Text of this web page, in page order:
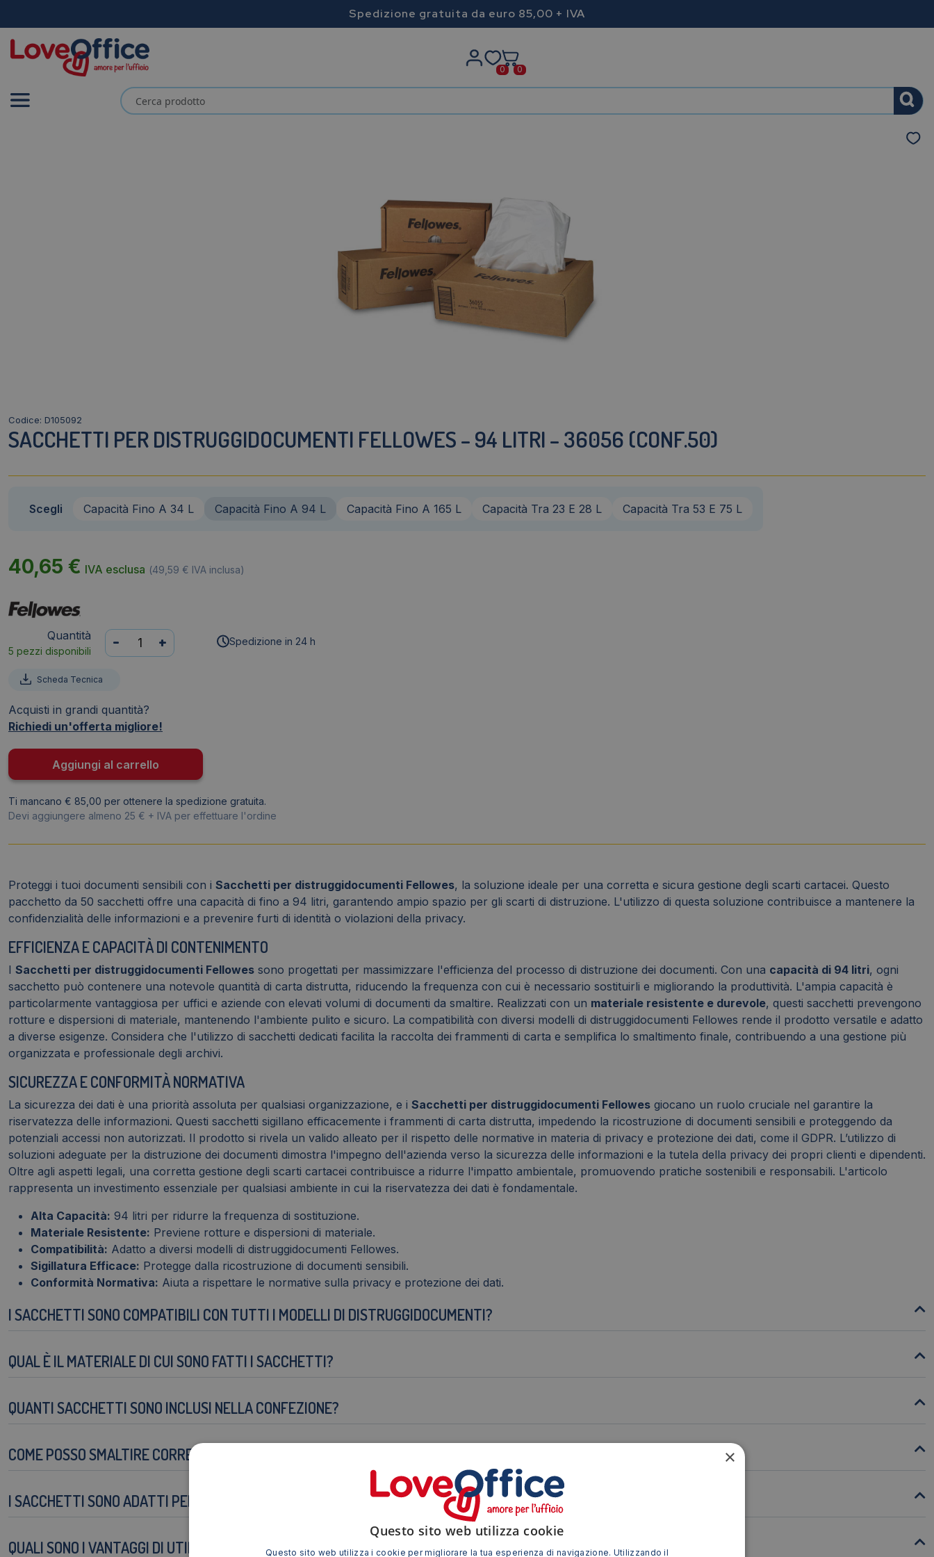
Spedizione gratuita da euro 85,00 + IVA
0 0
Codice: D105092
SACCHETTI PER DISTRUGGIDOCUMENTI FELLOWES – 94 LITRI – 36056 (CONF.50)
Scegli Capacità Fino A 34 L Capacità Fino A 94 L Capacità Fino A 165 L Capacità Tra 23 E 28 L Capacità Tra 53 E 75 L
40,65 € IVA esclusa (49,59 € IVA inclusa)
Quantità
5 pezzi disponibili
Sacchetti
per
94
litri
-
36056
(conf.50)
quantità
- + Spedizione in 24 h
Scheda Tecnica
Acquisti in grandi quantità?
Richiedi un'offerta migliore!
Aggiungi al carrello
Ti mancano € 85,00 per ottenere la spedizione gratuita.
Devi aggiungere almeno 25 € + IVA per effettuare l'ordine
Proteggi i tuoi documenti sensibili con i Sacchetti per distruggidocumenti Fellowes, la soluzione ideale per una corretta e sicura gestione degli scarti cartacei. Questo
pacchetto da 50 sacchetti offre una capacità di fino a 94 litri, garantendo ampio spazio per gli scarti di distruzione. L'utilizzo di questa soluzione contribuisce a mantenere la
confidenzialità delle informazioni e a prevenire furti di identità o violazioni della privacy.
EFFICIENZA E CAPACITÀ DI CONTENIMENTO
I Sacchetti per distruggidocumenti Fellowes sono progettati per massimizzare l'efficienza del processo di distruzione dei documenti. Con una capacità di 94 litri, ogni
sacchetto può contenere una notevole quantità di carta distrutta, riducendo la frequenza con cui è necessario sostituirli e migliorando la produttività. L'ampia capacità è
particolarmente vantaggiosa per uffici e aziende con elevati volumi di documenti da smaltire. Realizzati con un materiale resistente e durevole, questi sacchetti prevengono
rotture e dispersioni di materiale, mantenendo l'ambiente pulito e sicuro. La compatibilità con diversi modelli di distruggidocumenti Fellowes rende il prodotto versatile e adatto
a diverse esigenze. Considera che l'utilizzo di sacchetti dedicati facilita la raccolta dei frammenti di carta e semplifica lo smaltimento finale, contribuendo a una gestione più
organizzata e professionale degli archivi.
SICUREZZA E CONFORMITÀ NORMATIVA
La sicurezza dei dati è una priorità assoluta per qualsiasi organizzazione, e i Sacchetti per distruggidocumenti Fellowes giocano un ruolo cruciale nel garantire la
riservatezza delle informazioni. Questi sacchetti sigillano efficacemente i frammenti di carta distrutta, impedendo la ricostruzione di documenti sensibili e proteggendo da
potenziali accessi non autorizzati. Il prodotto si rivela un valido alleato per il rispetto delle normative in materia di privacy e protezione dei dati, come il GDPR. L’utilizzo di
soluzioni adeguate per la distruzione dei documenti dimostra l'impegno dell'azienda verso la sicurezza delle informazioni e la tutela della privacy dei propri clienti e dipendenti.
Oltre agli aspetti legali, una corretta gestione degli scarti cartacei contribuisce a ridurre l'impatto ambientale, promuovendo pratiche sostenibili e responsabili. L'articolo
rappresenta un investimento essenziale per qualsiasi ambiente in cui la riservatezza dei dati è fondamentale.
Alta Capacità: 94 litri per ridurre la frequenza di sostituzione.
Materiale Resistente: Previene rotture e dispersioni di materiale.
Compatibilità: Adatto a diversi modelli di distruggidocumenti Fellowes.
Sigillatura Efficace: Protegge dalla ricostruzione di documenti sensibili.
Conformità Normativa: Aiuta a rispettare le normative sulla privacy e protezione dei dati.
I SACCHETTI SONO COMPATIBILI CON TUTTI I MODELLI DI DISTRUGGIDOCUMENTI?
QUAL È IL MATERIALE DI CUI SONO FATTI I SACCHETTI?
QUANTI SACCHETTI SONO INCLUSI NELLA CONFEZIONE?
COME POSSO SMALTIRE CORRETTAMENTE I SACCHETTI USATI?
I SACCHETTI SONO ADATTI PER DISTRUGGERE ANCHE ALTRI MATERIALI OLTRE ALLA CARTA?
QUALI SONO I VANTAGGI DI UTILIZZARE SACCHETTI PER DISTRUGGIDOCUMENTI?
×
Questo sito web utilizza cookie
Questo sito web utilizza i cookie per migliorare la tua esperienza di navigazione. Utilizzando il